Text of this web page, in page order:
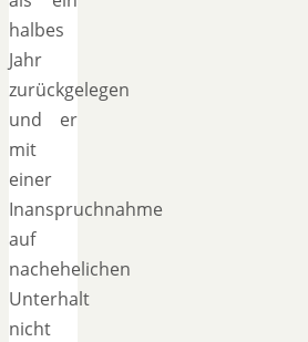
halbes
Jahr
zurückgelegen
und er
mit
einer
Inanspruchnahme
auf
nachehelichen
Unterhalt
nicht